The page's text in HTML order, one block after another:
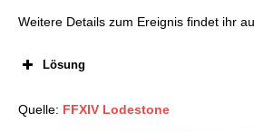
FFXIV: Allerschutzheiligen
FFXIV x Fall Guys:
Offenbarungen
Weitere Details zum Ereignis findet ihr
Lösung
Quelle: FFXIV Lodestone